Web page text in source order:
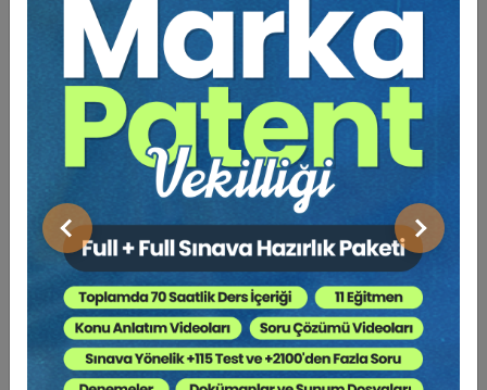
Önceki Sonraki
BENZER VIDEO EĞITIMLER
Video Eğitim Abonesi Ol: Sadece 5490 TL / Yıllık
Hukuk Eğitim